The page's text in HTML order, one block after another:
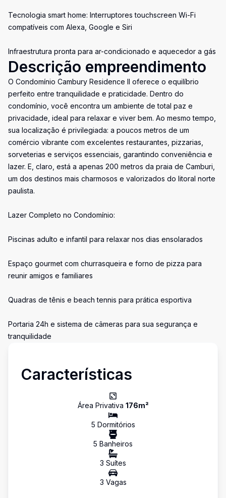
Tecnologia smart home: Interruptores touchscreen Wi-Fi
compatíveis com Alexa, Google e Siri
Infraestrutura pronta para ar-condicionado e aquecedor a gás
Descrição empreendimento
O Condomínio Cambury Residence II oferece o equilíbrio
perfeito entre tranquilidade e praticidade. Dentro do
condomínio, você encontra um ambiente de total paz e
privacidade, ideal para relaxar e viver bem. Ao mesmo tempo,
sua localização é privilegiada: a poucos metros de um
comércio vibrante com excelentes restaurantes, pizzarias,
sorveterias e serviços essenciais, garantindo conveniência e
lazer. E, claro, está a apenas 200 metros da praia de Camburi,
um dos destinos mais charmosos e valorizados do litoral norte
paulista.
Lazer Completo no Condomínio:
Piscinas adulto e infantil para relaxar nos dias ensolarados
Espaço gourmet com churrasqueira e forno de pizza para
reunir amigos e familiares
Quadras de tênis e beach tennis para prática esportiva
Portaria 24h e sistema de câmeras para sua segurança e
tranquilidade
Características
Área Privativa 176m²
5 Dormitórios
5 Banheiros
3 Suítes
3 Vagas